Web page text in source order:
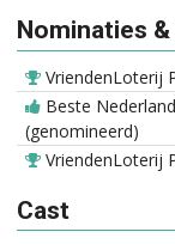
Nominaties
VriendenLoterij
Beste
(genomineerd)
VriendenLoterij
Cast